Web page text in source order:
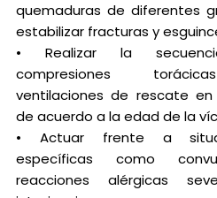
quemaduras de diferentes
estabilizar fracturas y
• Realizar la
compresiones
ventilaciones de rescate en
de acuerdo a la edad de la
• Actuar frente a
específicas como
reacciones alérgicas